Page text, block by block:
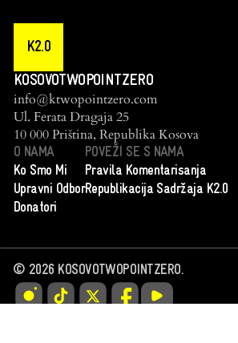
K2.0
KOSOVOTWOPOINTZERO
info@ktwopointzero.com
Ul. Ferata Dragaja 25
10 000 Priština, Republika Kosova
O NAMA
Ko Smo Mi
Upravni Odbor
Donatori
POVEŽI SE S NAMA
Pravila Komentarisanja
Republikacija Sadržaja K2.0
© 2026KOSOVOTWOPOINTZERO.